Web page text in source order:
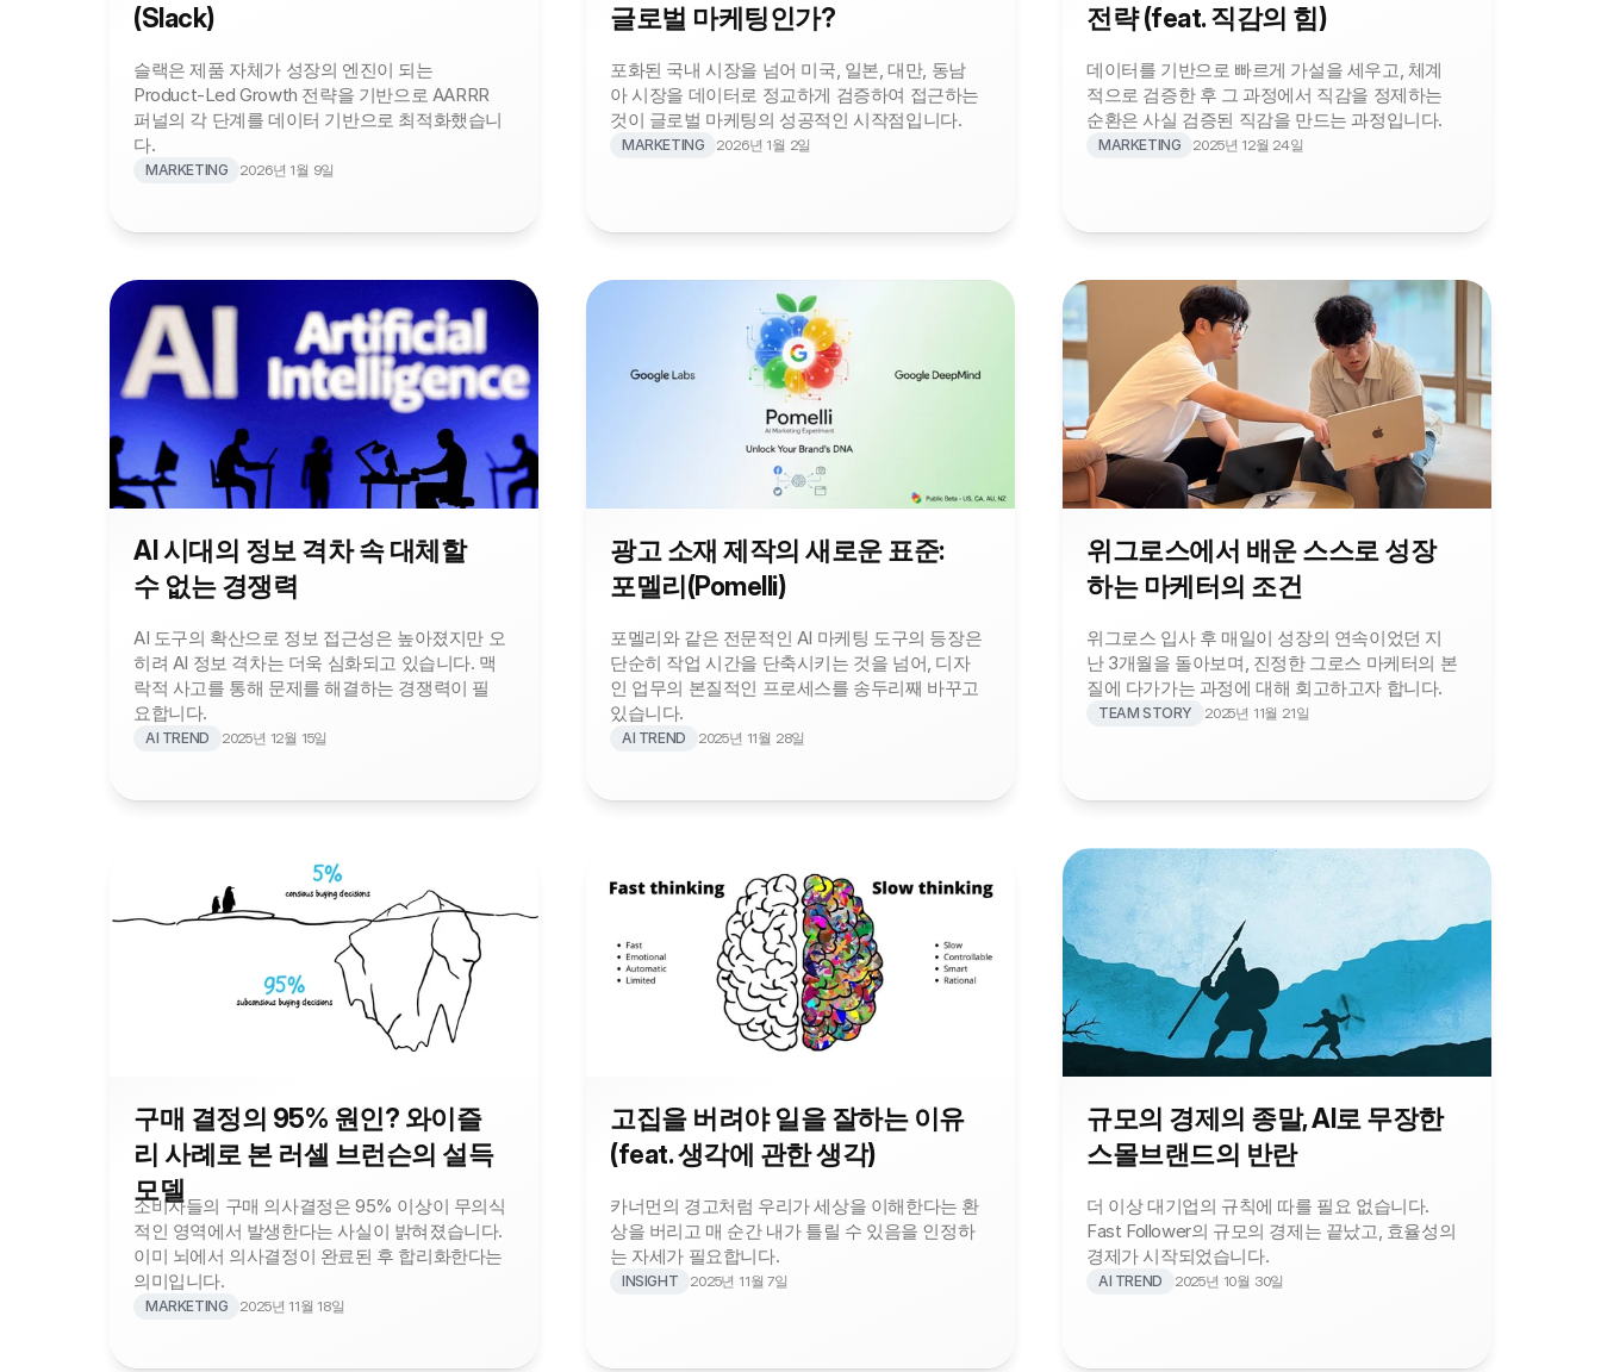
(Slack)
슬랙은 제품 자체가 성장의 엔진이 되는
Product-Led Growth 전략을 기반으로 AARRR
퍼널의 각 단계를 데이터 기반으로 최적화했습니
다.
MARKETING 2026년 1월 9일
글로벌 마케팅인가?
포화된 국내 시장을 넘어 미국, 일본, 대만, 동남
아 시장을 데이터로 정교하게 검증하여 접근하는
것이 글로벌 마케팅의 성공적인 시작점입니다.
MARKETING 2026년 1월 2일
전략 (feat. 직감의 힘)
데이터를 기반으로 빠르게 가설을 세우고, 체계
적으로 검증한 후 그 과정에서 직감을 정제하는
순환은 사실 검증된 직감을 만드는 과정입니다.
MARKETING 2025년 12월 24일
AI 시대의 정보 격차 속 대체할
수 없는 경쟁력
AI 도구의 확산으로 정보 접근성은 높아졌지만 오
히려 AI 정보 격차는 더욱 심화되고 있습니다. 맥
락적 사고를 통해 문제를 해결하는 경쟁력이 필
요합니다.
AI TREND 2025년 12월 15일
광고 소재 제작의 새로운 표준:
포멜리(Pomelli)
포멜리와 같은 전문적인 AI 마케팅 도구의 등장은
단순히 작업 시간을 단축시키는 것을 넘어, 디자
인 업무의 본질적인 프로세스를 송두리째 바꾸고
있습니다.
AI TREND 2025년 11월 28일
위그로스에서 배운 스스로 성장
하는 마케터의 조건
위그로스 입사 후 매일이 성장의 연속이었던 지
난 3개월을 돌아보며, 진정한 그로스 마케터의 본
질에 다가가는 과정에 대해 회고하고자 합니다.
TEAM STORY 2025년 11월 21일
구매 결정의 95% 원인? 와이즐
리 사례로 본 러셀 브런슨의 설득
모델
소비자들의 구매 의사결정은 95% 이상이 무의식
적인 영역에서 발생한다는 사실이 밝혀졌습니다.
이미 뇌에서 의사결정이 완료된 후 합리화한다는
의미입니다.
MARKETING 2025년 11월 18일
고집을 버려야 일을 잘하는 이유
(feat. 생각에 관한 생각)
카너먼의 경고처럼 우리가 세상을 이해한다는 환
상을 버리고 매 순간 내가 틀릴 수 있음을 인정하
는 자세가 필요합니다.
INSIGHT 2025년 11월 7일
규모의 경제의 종말, AI로 무장한
스몰브랜드의 반란
더 이상 대기업의 규칙에 따를 필요 없습니다.
Fast Follower의 규모의 경제는 끝났고, 효율성의
경제가 시작되었습니다.
AI TREND 2025년 10월 30일